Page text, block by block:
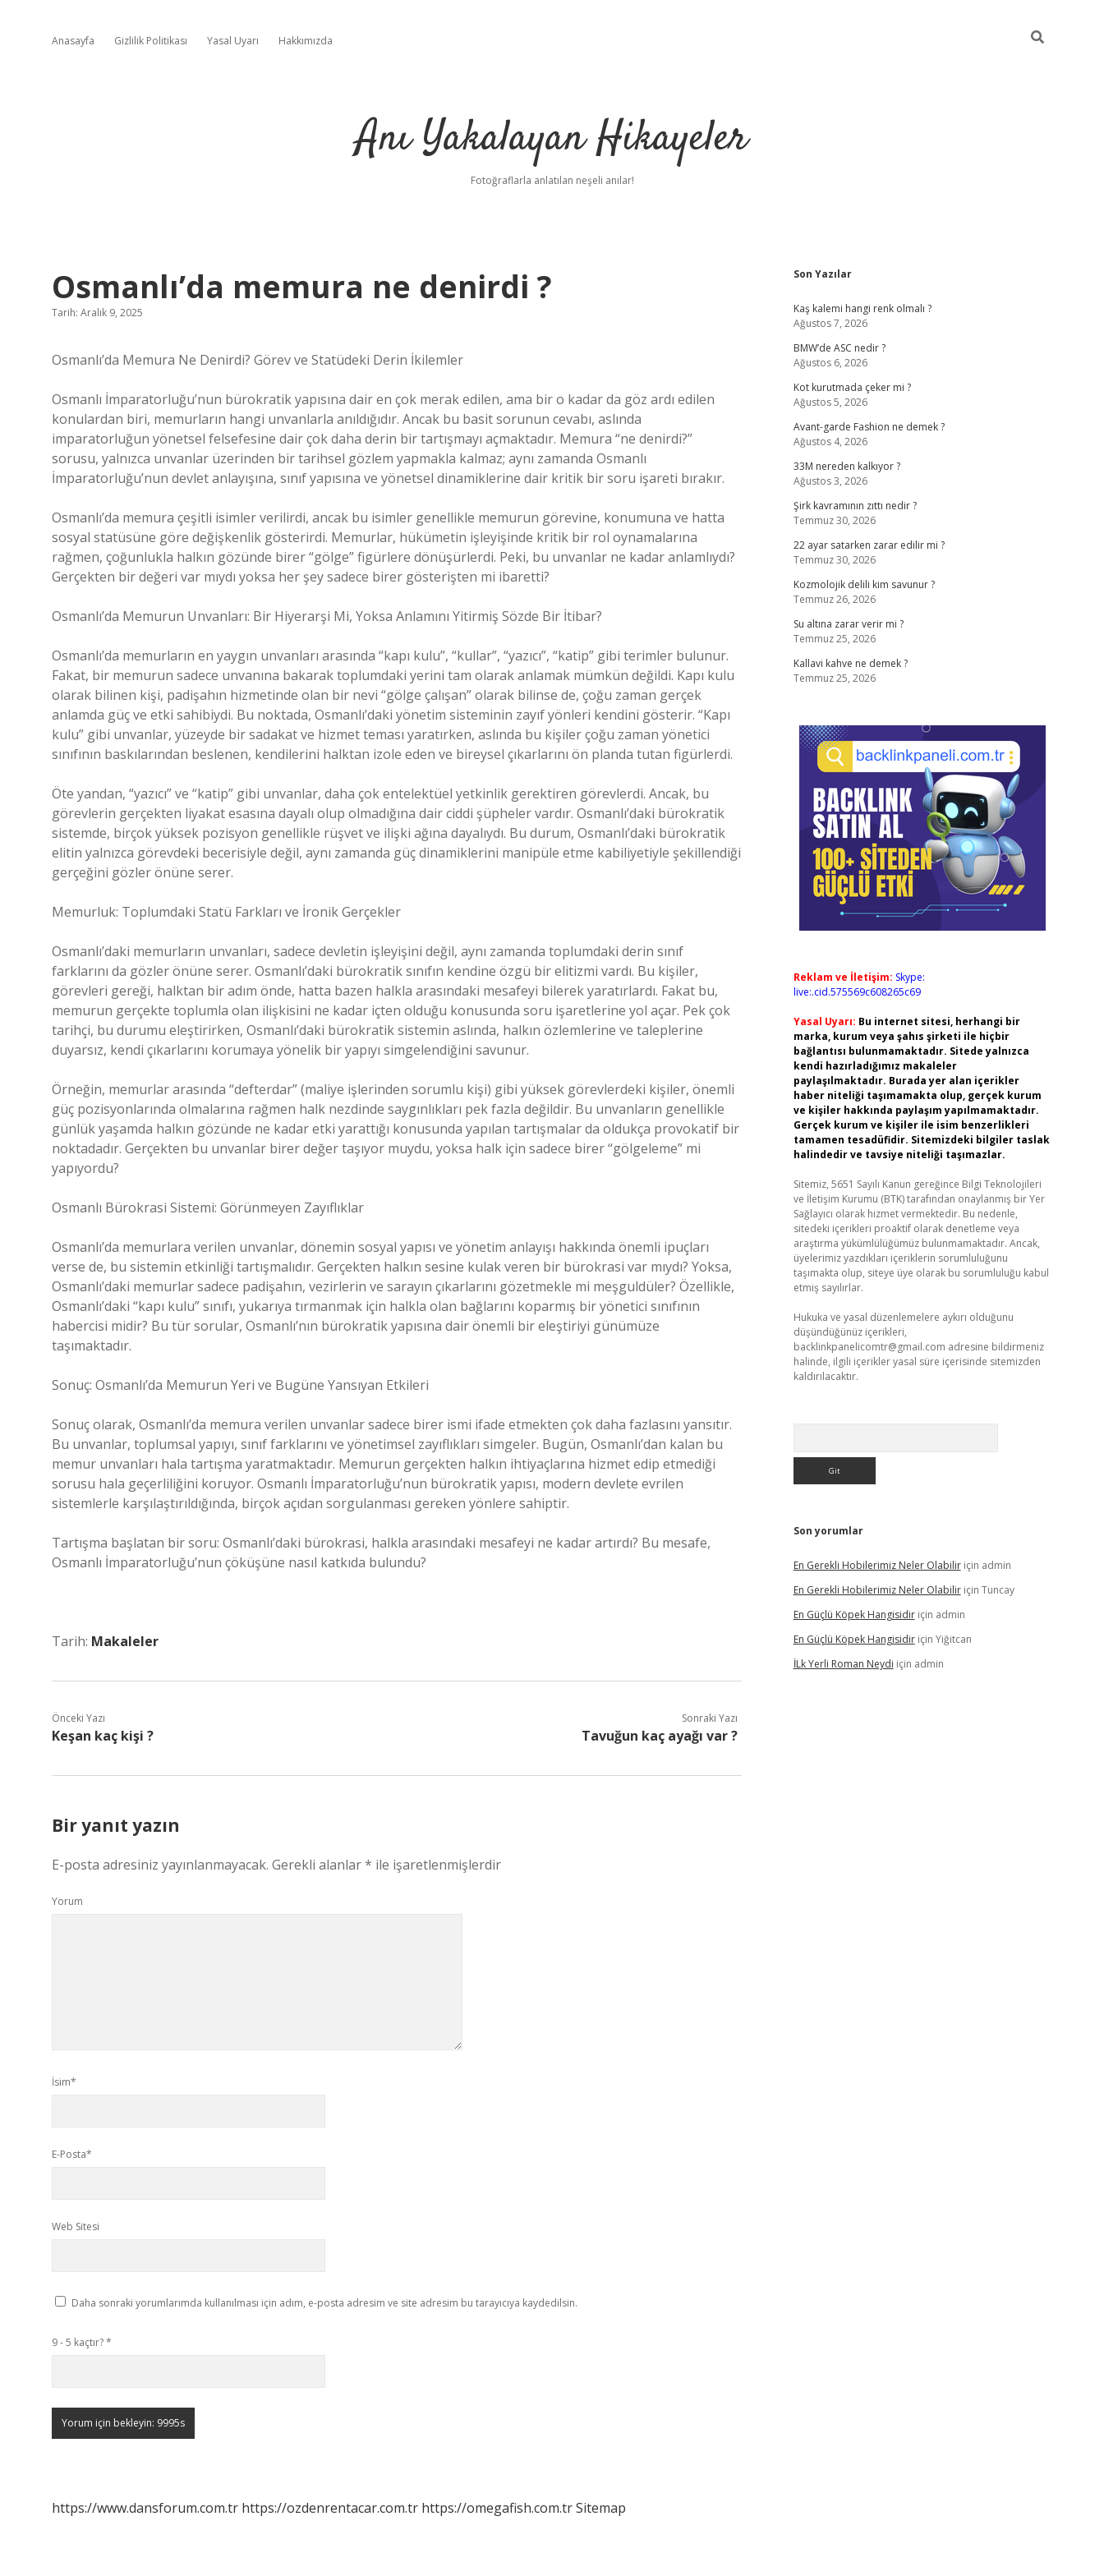
Anasayfa Gizlilik Politikası Yasal Uyarı Hakkımızda
Anı Yakalayan Hikayeler
Fotoğraflarla anlatılan neşeli anılar!
Osmanlı’da memura ne denirdi ?
Tarih: Aralık 9, 2025
Osmanlı’da Memura Ne Denirdi? Görev ve Statüdeki Derin İkilemler
Osmanlı İmparatorluğu’nun bürokratik yapısına dair en çok merak edilen, ama bir o kadar da göz ardı edilen
konulardan biri, memurların hangi unvanlarla anıldığıdır. Ancak bu basit sorunun cevabı, aslında
imparatorluğun yönetsel felsefesine dair çok daha derin bir tartışmayı açmaktadır. Memura “ne denirdi?”
sorusu, yalnızca unvanlar üzerinden bir tarihsel gözlem yapmakla kalmaz; aynı zamanda Osmanlı
İmparatorluğu’nun devlet anlayışına, sınıf yapısına ve yönetsel dinamiklerine dair kritik bir soru işareti bırakır.
Osmanlı’da memura çeşitli isimler verilirdi, ancak bu isimler genellikle memurun görevine, konumuna ve hatta
sosyal statüsüne göre değişkenlik gösterirdi. Memurlar, hükümetin işleyişinde kritik bir rol oynamalarına
rağmen, çoğunlukla halkın gözünde birer “gölge” figürlere dönüşürlerdi. Peki, bu unvanlar ne kadar anlamlıydı?
Gerçekten bir değeri var mıydı yoksa her şey sadece birer gösterişten mi ibaretti?
Osmanlı’da Memurun Unvanları: Bir Hiyerarşi Mi, Yoksa Anlamını Yitirmiş Sözde Bir İtibar?
Osmanlı’da memurların en yaygın unvanları arasında “kapı kulu”, “kullar”, “yazıcı”, “katip” gibi terimler bulunur.
Fakat, bir memurun sadece unvanına bakarak toplumdaki yerini tam olarak anlamak mümkün değildi. Kapı kulu
olarak bilinen kişi, padişahın hizmetinde olan bir nevi “gölge çalışan” olarak bilinse de, çoğu zaman gerçek
anlamda güç ve etki sahibiydi. Bu noktada, Osmanlı’daki yönetim sisteminin zayıf yönleri kendini gösterir. “Kapı
kulu” gibi unvanlar, yüzeyde bir sadakat ve hizmet teması yaratırken, aslında bu kişiler çoğu zaman yönetici
sınıfının baskılarından beslenen, kendilerini halktan izole eden ve bireysel çıkarlarını ön planda tutan figürlerdi.
Öte yandan, “yazıcı” ve “katip” gibi unvanlar, daha çok entelektüel yetkinlik gerektiren görevlerdi. Ancak, bu
görevlerin gerçekten liyakat esasına dayalı olup olmadığına dair ciddi şüpheler vardır. Osmanlı’daki bürokratik
sistemde, birçok yüksek pozisyon genellikle rüşvet ve ilişki ağına dayalıydı. Bu durum, Osmanlı’daki bürokratik
elitin yalnızca görevdeki becerisiyle değil, aynı zamanda güç dinamiklerini manipüle etme kabiliyetiyle şekillendiği
gerçeğini gözler önüne serer.
Memurluk: Toplumdaki Statü Farkları ve İronik Gerçekler
Osmanlı’daki memurların unvanları, sadece devletin işleyişini değil, aynı zamanda toplumdaki derin sınıf
farklarını da gözler önüne serer. Osmanlı’daki bürokratik sınıfın kendine özgü bir elitizmi vardı. Bu kişiler,
görevleri gereği, halktan bir adım önde, hatta bazen halkla arasındaki mesafeyi bilerek yaratırlardı. Fakat bu,
memurun gerçekte toplumla olan ilişkisini ne kadar içten olduğu konusunda soru işaretlerine yol açar. Pek çok
tarihçi, bu durumu eleştirirken, Osmanlı’daki bürokratik sistemin aslında, halkın özlemlerine ve taleplerine
duyarsız, kendi çıkarlarını korumaya yönelik bir yapıyı simgelendiğini savunur.
Örneğin, memurlar arasında “defterdar” (maliye işlerinden sorumlu kişi) gibi yüksek görevlerdeki kişiler, önemli
güç pozisyonlarında olmalarına rağmen halk nezdinde saygınlıkları pek fazla değildir. Bu unvanların genellikle
günlük yaşamda halkın gözünde ne kadar etki yarattığı konusunda yapılan tartışmalar da oldukça provokatif bir
noktadadır. Gerçekten bu unvanlar birer değer taşıyor muydu, yoksa halk için sadece birer “gölgeleme” mi
yapıyordu?
Osmanlı Bürokrasi Sistemi: Görünmeyen Zayıflıklar
Osmanlı’da memurlara verilen unvanlar, dönemin sosyal yapısı ve yönetim anlayışı hakkında önemli ipuçları
verse de, bu sistemin etkinliği tartışmalıdır. Gerçekten halkın sesine kulak veren bir bürokrasi var mıydı? Yoksa,
Osmanlı’daki memurlar sadece padişahın, vezirlerin ve sarayın çıkarlarını gözetmekle mi meşguldüler? Özellikle,
Osmanlı’daki “kapı kulu” sınıfı, yukarıya tırmanmak için halkla olan bağlarını koparmış bir yönetici sınıfının
habercisi midir? Bu tür sorular, Osmanlı’nın bürokratik yapısına dair önemli bir eleştiriyi günümüze
taşımaktadır.
Sonuç: Osmanlı’da Memurun Yeri ve Bugüne Yansıyan Etkileri
Sonuç olarak, Osmanlı’da memura verilen unvanlar sadece birer ismi ifade etmekten çok daha fazlasını yansıtır.
Bu unvanlar, toplumsal yapıyı, sınıf farklarını ve yönetimsel zayıflıkları simgeler. Bugün, Osmanlı’dan kalan bu
memur unvanları hala tartışma yaratmaktadır. Memurun gerçekten halkın ihtiyaçlarına hizmet edip etmediği
sorusu hala geçerliliğini koruyor. Osmanlı İmparatorluğu’nun bürokratik yapısı, modern devlete evrilen
sistemlerle karşılaştırıldığında, birçok açıdan sorgulanması gereken yönlere sahiptir.
Tartışma başlatan bir soru: Osmanlı’daki bürokrasi, halkla arasındaki mesafeyi ne kadar artırdı? Bu mesafe,
Osmanlı İmparatorluğu’nun çöküşüne nasıl katkıda bulundu?
Tarih: Makaleler
Önceki Yazı
Keşan kaç kişi ?
Sonraki Yazı
Tavuğun kaç ayağı var ?
Bir yanıt yazın
E-posta adresiniz yayınlanmayacak. Gerekli alanlar* ile işaretlenmişlerdir
Yorum
İsim*
E-Posta*
Web Sitesi
Daha sonraki yorumlarımda kullanılması için adım, e-posta adresim ve site adresim bu tarayıcıya kaydedilsin.
9 - 5 kaçtır?*
https://www.dansforum.com.tr https://ozdenrentacar.com.tr https://omegafish.com.trSitemap
Sidebar
Son Yazılar
Kaş kalemi hangi renk olmalı ?
Ağustos 7, 2026
BMW’de ASC nedir ?
Ağustos 6, 2026
Kot kurutmada çeker mi ?
Ağustos 5, 2026
Avant-garde Fashion ne demek ?
Ağustos 4, 2026
33M nereden kalkıyor ?
Ağustos 3, 2026
Şirk kavramının zıttı nedir ?
Temmuz 30, 2026
22 ayar satarken zarar edilir mi ?
Temmuz 30, 2026
Kozmolojik delili kim savunur ?
Temmuz 26, 2026
Su altına zarar verir mi ?
Temmuz 25, 2026
Kallavi kahve ne demek ?
Temmuz 25, 2026
Reklam ve İletişim: Skype:
live:.cid.575569c608265c69
Yasal Uyarı: Bu internet sitesi, herhangi bir
marka, kurum veya şahıs şirketi ile hiçbir
bağlantısı bulunmamaktadır. Sitede yalnızca
kendi hazırladığımız makaleler
paylaşılmaktadır. Burada yer alan içerikler
haber niteliği taşımamakta olup, gerçek kurum
ve kişiler hakkında paylaşım yapılmamaktadır.
Gerçek kurum ve kişiler ile isim benzerlikleri
tamamen tesadüfidir. Sitemizdeki bilgiler taslak
halindedir ve tavsiye niteliği taşımazlar.
Sitemiz, 5651 Sayılı Kanun gereğince Bilgi Teknolojileri
ve İletişim Kurumu (BTK) tarafından onaylanmış bir Yer
Sağlayıcı olarak hizmet vermektedir. Bu nedenle,
sitedeki içerikleri proaktif olarak denetleme veya
araştırma yükümlülüğümüz bulunmamaktadır. Ancak,
üyelerimiz yazdıkları içeriklerin sorumluluğunu
taşımakta olup, siteye üye olarak bu sorumluluğu kabul
etmiş sayılırlar.
Hukuka ve yasal düzenlemelere aykırı olduğunu
düşündüğünüz içerikleri,
backlinkpanelicomtr@gmail.com adresine bildirmeniz
halinde, ilgili içerikler yasal süre içerisinde sitemizden
kaldırılacaktır.
Son yorumlar
En Gerekli Hobilerimiz Neler Olabiliriçin admin
En Gerekli Hobilerimiz Neler Olabiliriçin Tuncay
En Güçlü Köpek Hangisidiriçin admin
En Güçlü Köpek Hangisidiriçin Yiğitcan
İLk Yerli Roman Neydi için admin